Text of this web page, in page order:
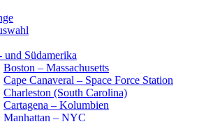
und Südamerika
Boston – Massachusetts
Cape Canaveral – Space Force Station
Charleston (South Carolina)
Cartagena – Kolumbien
Manhattan – NYC